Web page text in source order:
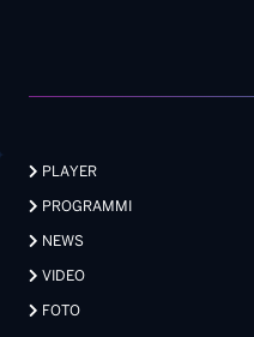
PLAYER
PROGRAMMI
NEWS
VIDEO
FOTO